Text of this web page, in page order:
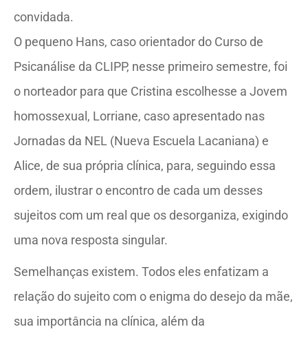
convidada.
O pequeno Hans, caso orientador do Curso de
Psicanálise da CLIPP, nesse primeiro semestre, foi
o norteador para que Cristina escolhesse a Jovem
homossexual, Lorriane, caso apresentado nas
Jornadas da NEL (Nueva Escuela Lacaniana) e
Alice, de sua própria clínica, para, seguindo essa
ordem, ilustrar o encontro de cada um desses
sujeitos com um real que os desorganiza, exigindo
uma nova resposta singular.
Semelhanças existem. Todos eles enfatizam a
relação do sujeito com o enigma do desejo da mãe,
sua importância na clínica, além da